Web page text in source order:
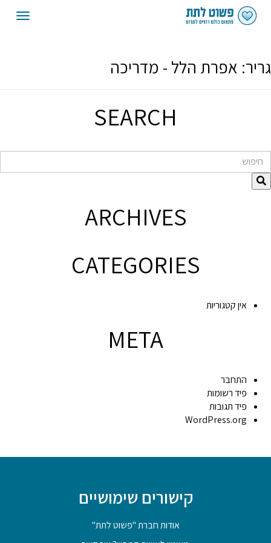
גריר: אפרת הלל - מדריכה
SEARCH
חיפוש
ARCHIVES
CATEGORIES
אין קטגוריות
META
התחבר
פיד רשומות
פיד תגובות
WordPress.org
קישורים שימושיים
אודות חברת "פשוט לתת"